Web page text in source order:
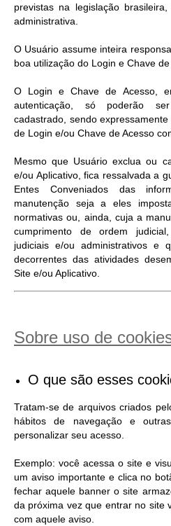
previstas na legislação
administrativa.
O Usuário assume inteira
boa utilização do Login e Chave
O Login e Chave de Acesso,
autenticação, só poderão
cadastrado, sendo
de Login e/ou Chave de Acesso
Mesmo que Usuário exclua ou
e/ou Aplicativo, fica ressalvada a
Entes Conveniados das
manutenção seja a eles
normativas ou, ainda, cuja a
cumprimento de ordem
judiciais e/ou administrativos e
decorrentes das atividades
Site e/ou Aplicativo.
Sobre uso de
O que são esses
Tratam-se de arquivos criados
hábitos de navegação e
personalizar seu acesso.
Exemplo: você acessa o site e
um aviso importante e clica no
fechar aquele banner o site
da próxima vez que entrar no site
com aquele aviso.